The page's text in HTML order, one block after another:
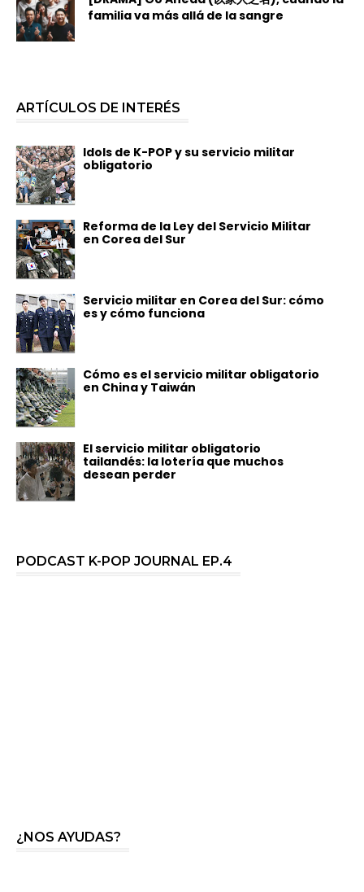
familia va más allá de la sangre
ARTÍCULOS DE INTERÉS
Idols de K-POP y su servicio militar
obligatorio
Reforma de la Ley del Servicio Militar
en Corea del Sur
Servicio militar en Corea del Sur: cómo
es y cómo funciona
Cómo es el servicio militar obligatorio
en China y Taiwán
El servicio militar obligatorio
tailandés: la lotería que muchos
desean perder
PODCAST K-POP JOURNAL EP.4
¿NOS AYUDAS?